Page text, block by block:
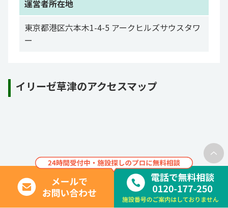
運営者所在地
東京都港区六本木1-4-5 アークヒルズサウスタワ
ー
イリーゼ草津のアクセスマップ